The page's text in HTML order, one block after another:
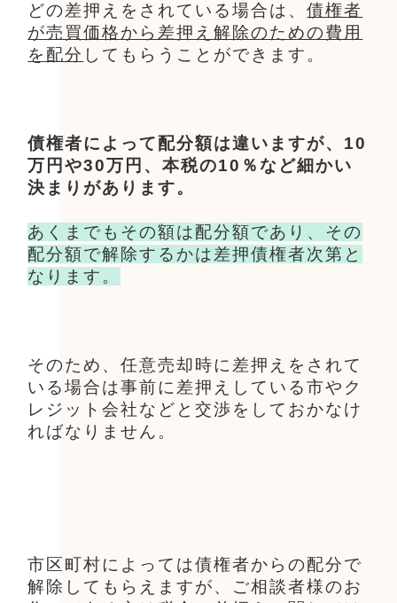
どの差押えをされている場合は、債権者
が売買価格から差押え解除のための費用
を配分 してもらうことができます。
債権者によって配分額は違いますが、10
万円や30万円、本税の10％など細かい
決まりがあります。
あくまでもその額は配分額であり、その
配分額で解除するかは差押債権者次第と
なります。
そのため、任意売却時に差押えをされて
いる場合は事前に差押えしている市やク
レジット会社などと交渉をしておかなけ
ればなりません。
市区町村によっては債権者からの配分で
解除してもらえますが、ご相談者様のお